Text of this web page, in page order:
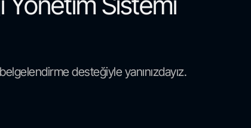
desteğiyle yanınızdayız.